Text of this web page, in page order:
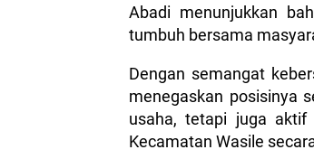
Abadi menunjukkan
tumbuh bersama
Dengan semangat
menegaskan posisinya
usaha, tetapi juga aktif
Kecamatan Wasile